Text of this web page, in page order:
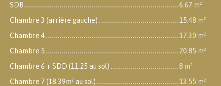
SDB
6.67 m²
Chambre 3 (arrière gauche)
15.48 m²
Chambre 4
17.30 m²
Chambre 5
20.85 m²
Chambre 6 + SDD (11.25 au sol)
8 m²
Chambre 7 (18.39m² au sol)
13.55 m²